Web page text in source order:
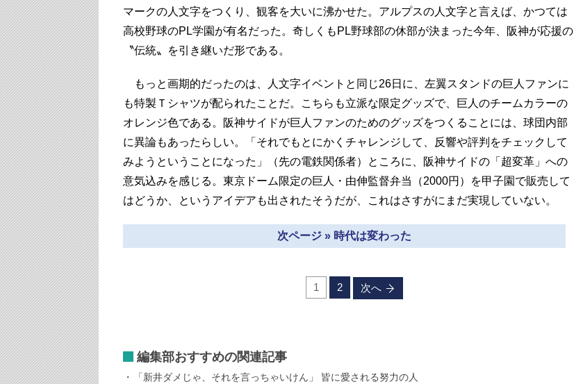
マークの人文字をつくり、観客を大いに沸かせた。アルプスの人文字と言えば、かつては
高校野球のPL学園が有名だった。奇しくもPL野球部の休部が決まった今年、阪神が応援の
〝伝統〟を引き継いだ形である。
もっと画期的だったのは、人文字イベントと同じ26日に、左翼スタンドの巨人ファンに
も特製Ｔシャツが配られたことだ。こちらも立派な限定グッズで、巨人のチームカラーの
オレンジ色である。阪神サイドが巨人ファンのためのグッズをつくることには、球団内部
に異論もあったらしい。「それでもとにかくチャレンジして、反響や評判をチェックして
みようということになった」（先の電鉄関係者）ところに、阪神サイドの「超変革」への
意気込みを感じる。東京ドーム限定の巨人・由伸監督弁当（2000円）を甲子園で販売して
はどうか、というアイデアも出されたそうだが、これはさすがにまだ実現していない。
次ページ » 時代は変わった
1 2 次へ
編集部おすすめの関連記事
「新井ダメじゃ、それを言っちゃいけん」 皆に愛される努力の人